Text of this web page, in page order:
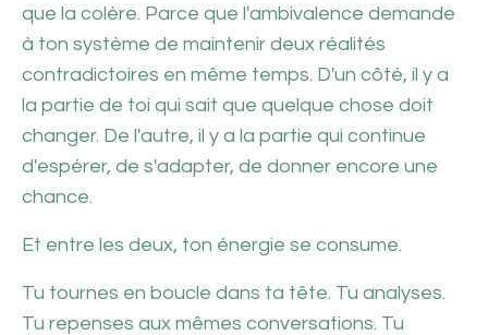
que la colère. Parce que l'ambivalence demande
à ton système de maintenir deux réalités
contradictoires en même temps. D'un côté, il y a
la partie de toi qui sait que quelque chose doit
changer. De l'autre, il y a la partie qui continue
d'espérer, de s'adapter, de donner encore une
chance.
Et entre les deux, ton énergie se consume.
Tu tournes en boucle dans ta tête. Tu analyses.
Tu repenses aux mêmes conversations. Tu